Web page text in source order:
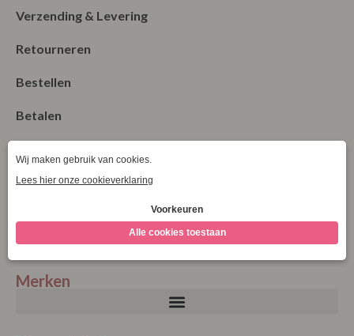
Verzending & Levering
Retourneren
Bestellen
Betalen
Garantie en klachten
Blog
Merken